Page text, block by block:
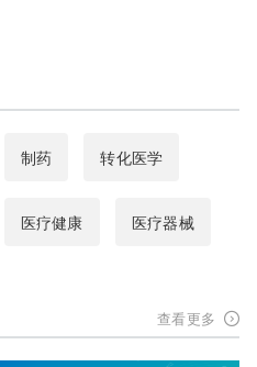
制药 转化医学
医疗健康 医疗器械
查看更多